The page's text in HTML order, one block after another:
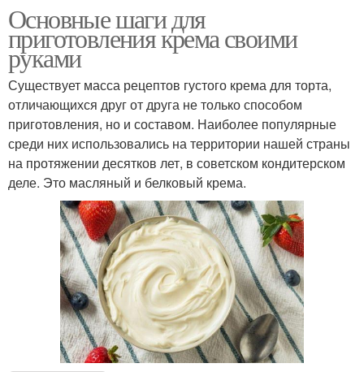
Основные шаги для
приготовления крема своими
руками
Существует масса рецептов густого крема для торта,
отличающихся друг от друга не только способом
приготовления, но и составом. Наиболее популярные
среди них использовались на территории нашей страны
на протяжении десятков лет, в советском кондитерском
деле. Это масляный и белковый крема.